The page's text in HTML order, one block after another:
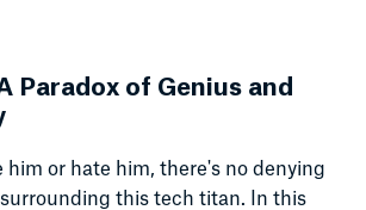
Paradox of Genius and
him or hate him, there's no denying
this tech titan. In this